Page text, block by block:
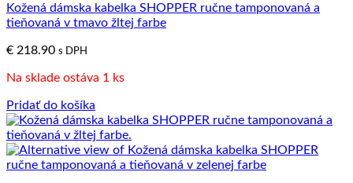
Kožená dámska kabelka SHOPPER ručne tamponovaná a
tieňovaná v tmavo žltej farbe
€ 218.90 s DPH
Na sklade ostáva 1 ks
Pridať do košíka